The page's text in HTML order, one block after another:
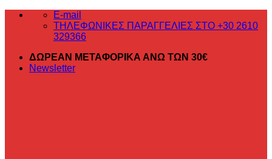
Μετάβαση
περιεχόμενο
E-mail
ΤΗΛΕΦΩΝΙΚΕΣ ΠΑΡΑΓΓΕΛΙΕΣ ΣΤΟ +30 2610
329366
ΔΩΡΕΑΝ ΜΕΤΑΦΟΡΙΚΑ ΑΝΩ ΤΩΝ 30€
Newsletter